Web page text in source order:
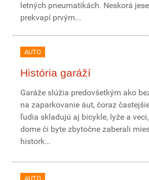
letných pneumatikách. Neskorá
prekvapí prvým...
AUTO
História garáží
Garáže slúžia predovšetkým ako
na zaparkovanie áut, čoraz
ľudia skladujú aj bicykle, lyže a
dome či byte zbytočne zaberali
histork...
AUTO